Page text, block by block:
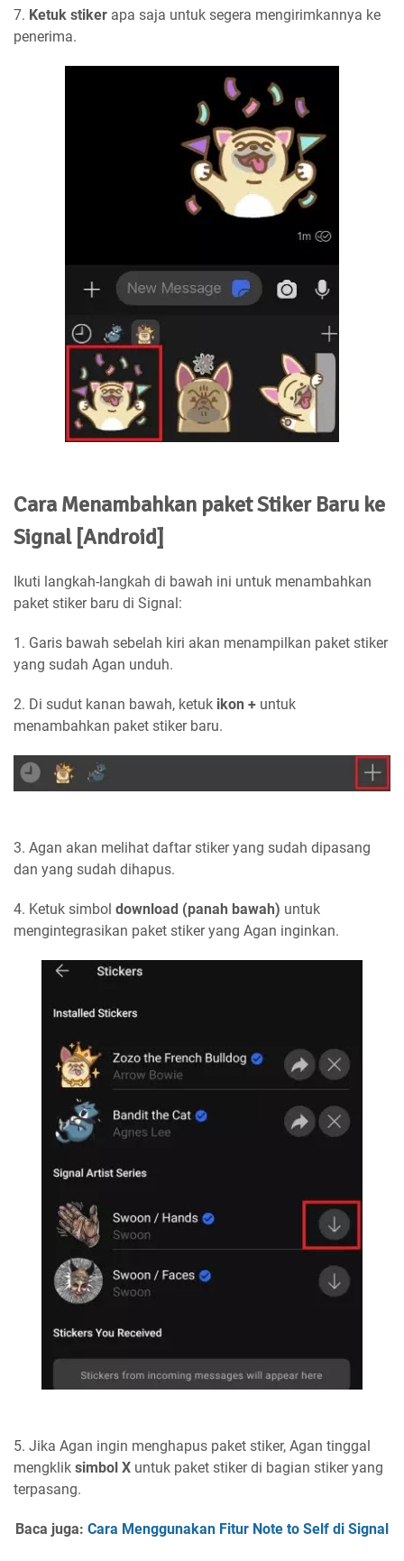
7. Ketuk stiker apa saja untuk segera mengirimkannya ke
penerima.
Cara Menambahkan paket Stiker Baru ke
Signal [Android]
Ikuti langkah-langkah di bawah ini untuk menambahkan
paket stiker baru di Signal:
1. Garis bawah sebelah kiri akan menampilkan paket stiker
yang sudah Agan unduh.
2. Di sudut kanan bawah, ketuk ikon + untuk
menambahkan paket stiker baru.
3. Agan akan melihat daftar stiker yang sudah dipasang
dan yang sudah dihapus.
4. Ketuk simbol download (panah bawah) untuk
mengintegrasikan paket stiker yang Agan inginkan.
5. Jika Agan ingin menghapus paket stiker, Agan tinggal
mengklik simbol X untuk paket stiker di bagian stiker yang
terpasang.
Baca juga: Cara Menggunakan Fitur Note to Self di Signal